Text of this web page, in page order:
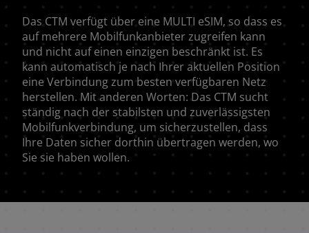
Das CTM verfügt über eine MULTI eSIM, so dass es
auf mehrere Mobilfunkanbieter zugreifen kann
und nicht auf einen einzigen beschränkt ist. Es
kann automatisch je nach Ihrer aktuellen Position
eine Verbindung zum besten verfügbaren Netz
herstellen. Mit anderen Worten: Das CTM sucht
ständig nach der stabilsten und zuverlässigsten
Mobilfunkverbindung, um sicherzustellen, dass
Ihre Daten sicher dorthin übertragen werden, wo
Sie sie haben wollen.